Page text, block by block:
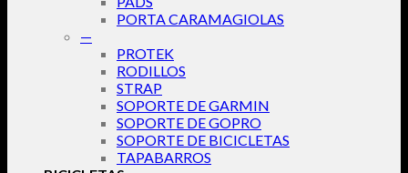
PORTA CARAMAGIOLAS
—
PROTEK
RODILLOS
STRAP
SOPORTE DE GARMIN
SOPORTE DE GOPRO
SOPORTE DE BICICLETAS
TAPABARROS